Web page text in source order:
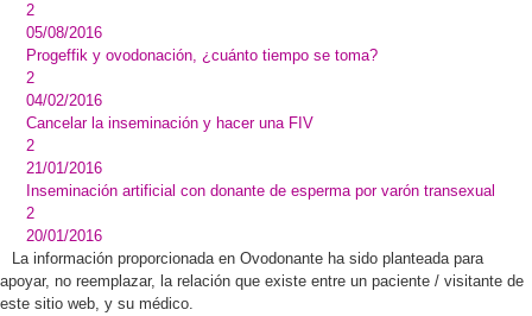
2
05/08/2016
Progeffik y ovodonación, ¿cuánto tiempo se toma?
2
04/02/2016
Cancelar la inseminación y hacer una FIV
2
21/01/2016
Inseminación artificial con donante de esperma por varón transexual
2
20/01/2016
La información proporcionada en Ovodonante ha sido planteada para
apoyar, no reemplazar, la relación que existe entre un paciente / visitante de
este sitio web, y su médico.